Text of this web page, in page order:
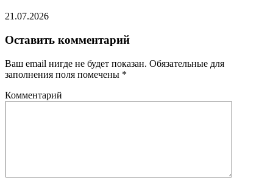
21.07.2026
Оставить комментарий
Ваш email нигде не будет показан. Обязательные для
заполнения поля помечены *
Комментарий